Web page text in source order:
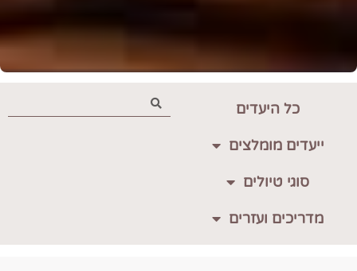
כל היעדים
ייעדים מומלצים
סוגי טיולים
מדריכים ועזרים